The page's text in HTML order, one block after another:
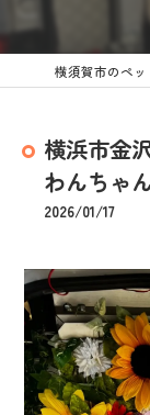
横浜市金
わんちゃ
2026/01/17